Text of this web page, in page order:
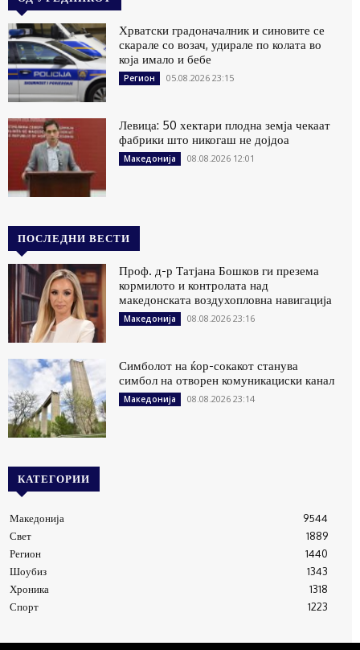
Хрватски градоначалник и синовите се
скарале со возач, удирале по колата во
која имало и бебе
Регион 05.08.2026 23:15
Левица: 50 хектари плодна земја чекаат
фабрики што никогаш не дојдоа
Македонија 08.08.2026 12:01
ПОСЛЕДНИ ВЕСТИ
Проф. д-р Татјана Бошков ги презема
кормилото и контролата над
македонската воздухопловна навигација
Македонија 08.08.2026 23:16
Симболот на ќор-сокакот станува
симбол на отворен комуникациски канал
Македонија 08.08.2026 23:14
КАТЕГОРИИ
Македонија
9544
Свет
1889
Регион
1440
Шоубиз
1343
Хроника
1318
Спорт
1223